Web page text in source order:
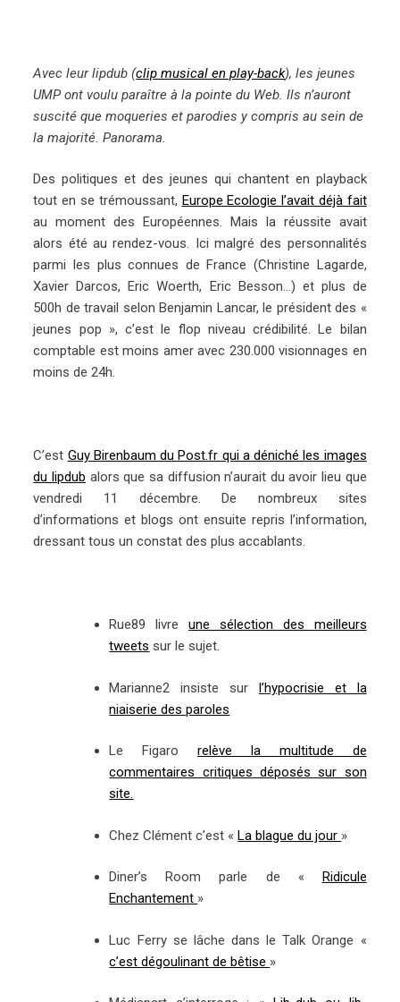
Avec leur lipdub (clip musical en play-back), les jeunes
UMP ont voulu paraître à la pointe du Web. Ils n’auront
suscité que moqueries et parodies y compris au sein de
la majorité. Panorama.
Des politiques et des jeunes qui chantent en playback
tout en se trémoussant, Europe Ecologie l’avait déjà fait
au moment des Européennes. Mais la réussite avait
alors été au rendez-vous. Ici malgré des personnalités
parmi les plus connues de France (Christine Lagarde,
Xavier Darcos, Eric Woerth, Eric Besson…) et plus de
500h de travail selon Benjamin Lancar, le président des «
jeunes pop », c’est le flop niveau crédibilité. Le bilan
comptable est moins amer avec 230.000 visionnages en
moins de 24h.
C’est Guy Birenbaum du Post.fr qui a déniché les images
du lipdub alors que sa diffusion n’aurait du avoir lieu que
vendredi 11 décembre. De nombreux sites
d’informations et blogs ont ensuite repris l’information,
dressant tous un constat des plus accablants.
Rue89 livreune sélection des meilleurs
tweets sur le sujet.
Marianne2 insiste sur l’hypocrisie et la
niaiserie des paroles
Le Figarorelève la multitude de
commentaires critiques déposés sur son
site.
Chez Clément c’est «La blague du jour »
Diner’s Room parle de « Ridicule
Enchantement »
Luc Ferry se lâche dans le Talk Orange «
c’est dégoulinant de bêtise »